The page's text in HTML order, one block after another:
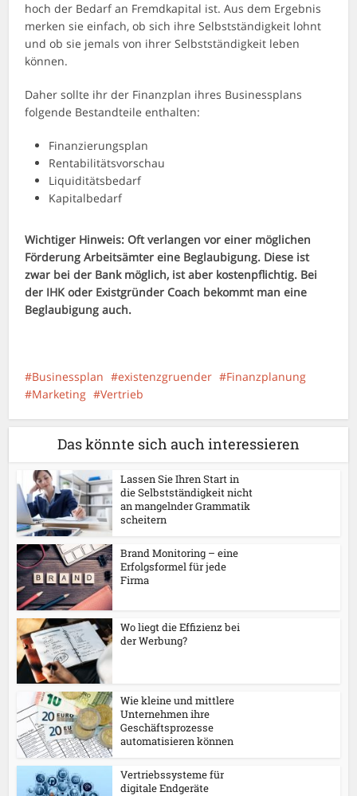
hoch der Bedarf an Fremdkapital ist. Aus dem Ergebnis
merken sie einfach, ob sich ihre Selbstständigkeit lohnt
und ob sie jemals von ihrer Selbstständigkeit leben
können.
Daher sollte ihr der Finanzplan ihres Businessplans
folgende Bestandteile enthalten:
Finanzierungsplan
Rentabilitätsvorschau
Liquiditätsbedarf
Kapitalbedarf
Wichtiger Hinweis: Oft verlangen vor einer möglichen
Förderung Arbeitsämter eine Beglaubigung. Diese ist
zwar bei der Bank möglich, ist aber kostenpflichtig. Bei
der IHK oder Existgründer Coach bekommt man eine
Beglaubigung auch.
Businessplan existenzgruender
Finanzplanung
Marketing
Vertrieb
Das könnte sich auch interessieren
Lassen Sie Ihren Start in
die Selbstständigkeit nicht
an mangelnder Grammatik
scheitern
Brand Monitoring – eine
Erfolgsformel für jede
Firma
Wo liegt die Effizienz bei
der Werbung?
Wie kleine und mittlere
Unternehmen ihre
Geschäftsprozesse
automatisieren können
Vertriebssysteme für
digitale Endgeräte